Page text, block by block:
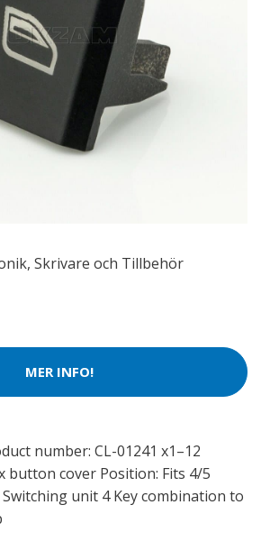
, Skrivare och Tillbehör
MER INFO!
number: CL-01241 x1–12
button cover Position: Fits 4/5
unit 4 Key combination to